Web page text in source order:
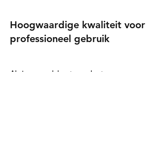
Hoogwaardige kwaliteit voor
professioneel gebruik
Als je op zoek bent naar laptop